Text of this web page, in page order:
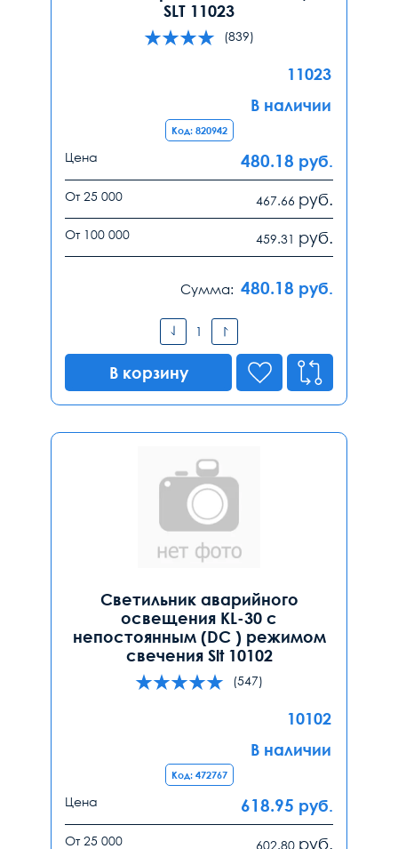
SLT 11023
(839)
11023
В наличии
Код: 820942
Цена 480.18 руб.
От 25 000 467.66 руб.
От 100 000 459.31 руб.
Сумма: 480.18 руб.
В корзину
Светильник аварийного
освещения KL-30 с
непостоянным (DC ) режимом
свечения Slt 10102
(547)
10102
В наличии
Код: 472767
Цена 618.95 руб.
От 25 000 602.80 руб.